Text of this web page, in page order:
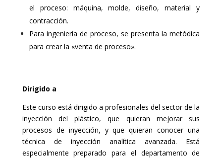
el proceso: máquina, molde, diseño, material y
contracción.
Para ingeniería de proceso, se presenta la metódica
para crear la «venta de proceso».
Dirigido a
Este curso está dirigido a profesionales del sector de la
inyección del plástico, que quieran mejorar sus
procesos de inyección, y que quieran conocer una
técnica de inyección analítica avanzada. Está
especialmente preparado para el departamento de